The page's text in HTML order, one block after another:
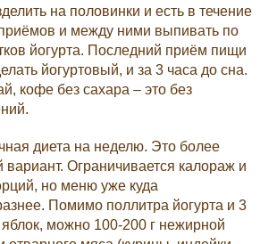
на половинки и есть в течение
и между ними выпивать по
йогурта. Последний приём пищи
йогуртовый, и за 3 часа до сна.
кофе без сахара – это без
диета на неделю. Это более
Ограничивается калораж и
но меню уже куда
Помимо поллитра йогурта и 3
можно 100-200 г нежирной